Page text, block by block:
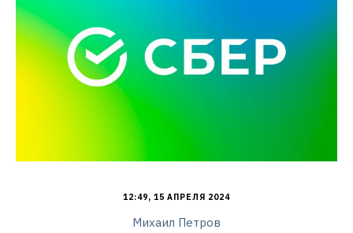
12:49, 15 АПРЕЛЯ 2024
Михаил Петров